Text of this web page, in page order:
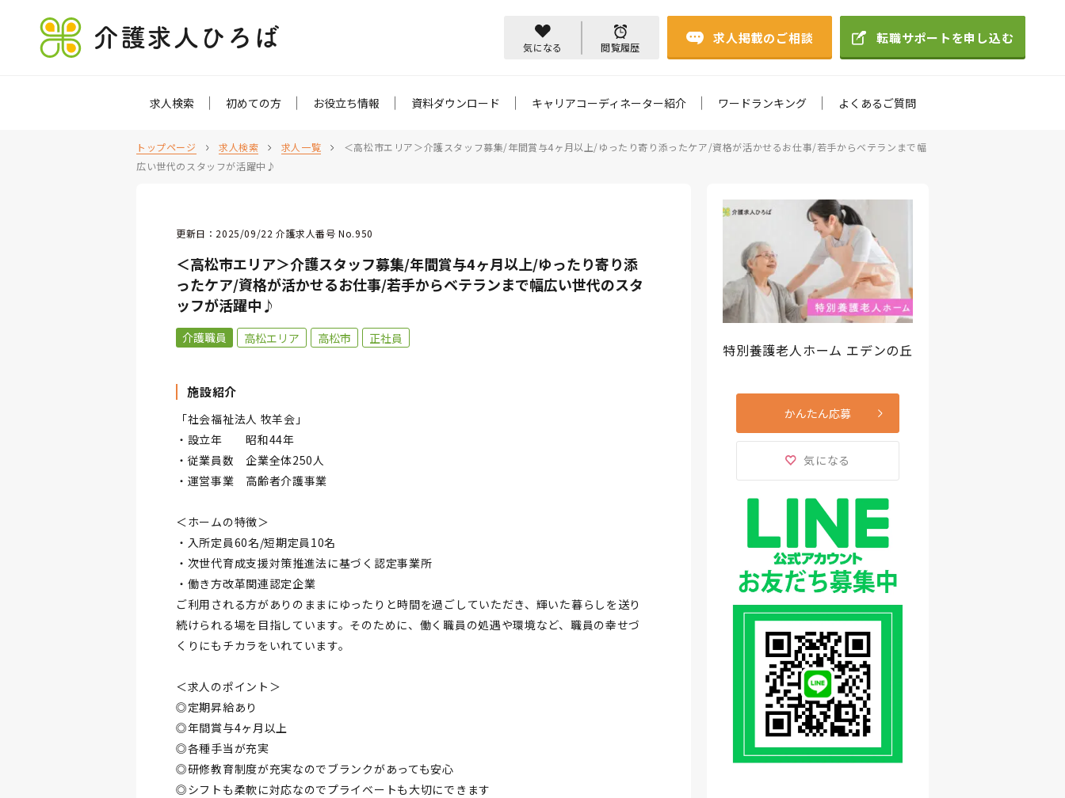
介護求人ひろば 気になる 閲覧履歴
求人掲載のご相談 転職サポートを申し込む
求人検索 初めての方 お役立ち情報 資料ダウンロード キャリアコーディネーター紹介 ワードランキング よくあるご質問
トップページ 求人検索 求人一覧
＜高松市エリア＞介護スタッフ募集/年間賞与4ヶ月以上/ゆったり寄り添ったケア/資格が活かせるお仕事/若手からベテランまで幅
広い世代のスタッフが活躍中♪
更新日：2025/09/22 介護求人番号 No.950
＜高松市エリア＞介護スタッフ募集/年間賞与4ヶ月以上/ゆったり寄り添
ったケア/資格が活かせるお仕事/若手からベテランまで幅広い世代のスタ
ッフが活躍中♪
介護職員 高松エリア 高松市 正社員
施設紹介
「社会福祉法人 牧羊会」
・設立年 昭和44年
・従業員数 企業全体250人
・運営事業 高齢者介護事業
＜ホームの特徴＞
・入所定員60名/短期定員10名
・次世代育成支援対策推進法に基づく認定事業所
・働き方改革関連認定企業
ご利用される方がありのままにゆったりと時間を過ごしていただき、輝いた暮らしを送り
続けられる場を目指しています。そのために、働く職員の処遇や環境など、職員の幸せづ
くりにもチカラをいれています。
＜求人のポイント＞
◎定期昇給あり
◎年間賞与4ヶ月以上
◎各種手当が充実
◎研修教育制度が充実なのでブランクがあっても安心
◎シフトも柔軟に対応なのでプライベートも大切にできます
特別養護老人ホーム エデンの丘
かんたん応募
気になる